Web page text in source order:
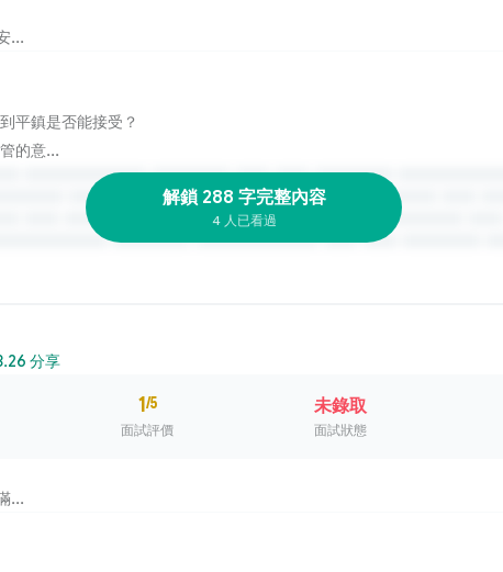
...
平鎮是否能接受？
的意...
解鎖 288 字完整內容
4 人已看過
分享
1/5
面試評價
未錄取
面試狀態
...